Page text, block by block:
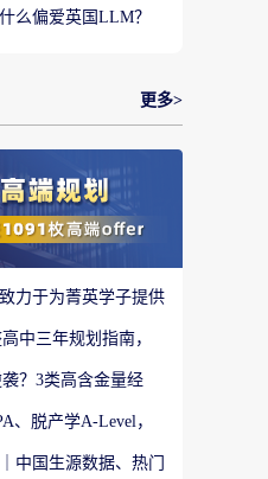
么偏爱英国LLM？
更多>
力于为菁英学子提供
中三年规划指南，
？3类高含金量经
、脱产学A-Level，
中国生源数据、热门